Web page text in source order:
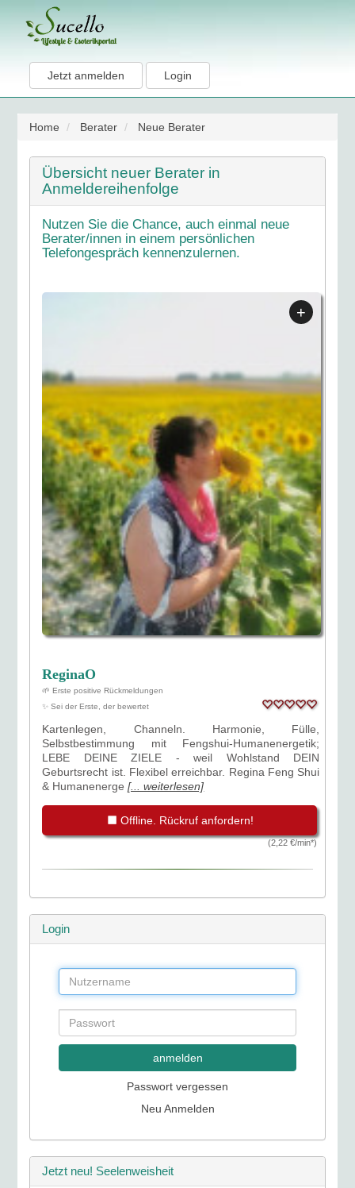
Jetzt anmelden Login
Home Berater Neue Berater
Übersicht neuer Berater in
Anmeldereihenfolge
Nutzen Sie die Chance, auch einmal neue
Berater/innen in einem persönlichen
Telefongespräch kennenzulernen.
+
ReginaO
🌱 Erste positive Rückmeldungen
✨ Sei der Erste, der bewertet
Kartenlegen, Channeln. Harmonie, Fülle,
Selbstbestimmung mit Fengshui-Humanenergetik;
LEBE DEINE ZIELE - weil Wohlstand DEIN
Geburtsrecht ist. Flexibel erreichbar. Regina Feng Shui
& Humanenerge[... weiterlesen]
Offline. Rückruf anfordern!
(2,22 €/min*)
Login
anmelden
Passwort vergessen
Neu Anmelden
Jetzt neu! Seelenweisheit